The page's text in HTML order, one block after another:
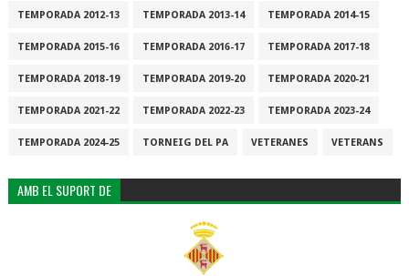
TEMPORADA 2012-13 TEMPORADA 2013-14 TEMPORADA 2014-15
TEMPORADA 2015-16 TEMPORADA 2016-17 TEMPORADA 2017-18
TEMPORADA 2018-19 TEMPORADA 2019-20 TEMPORADA 2020-21
TEMPORADA 2021-22 TEMPORADA 2022-23 TEMPORADA 2023-24
TEMPORADA 2024-25 TORNEIG DEL PA VETERANES VETERANS
AMB EL SUPORT DE